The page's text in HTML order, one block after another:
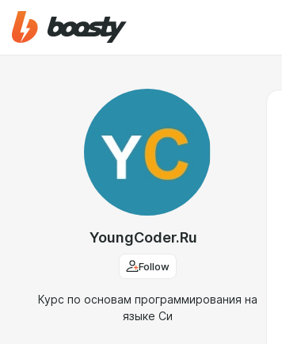
YoungCoder.Ru
Follow
Курс по основам программирования на
языке Си